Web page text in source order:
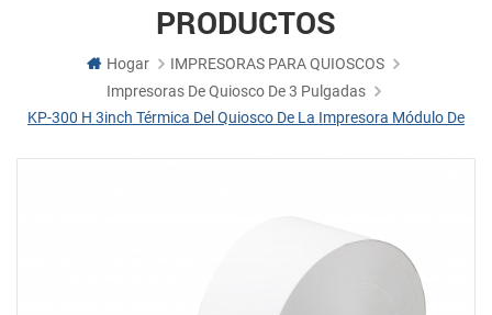
PRODUCTOS
Hogar
IMPRESORAS PARA QUIOSCOS
Impresoras De Quiosco De 3 Pulgadas
KP-300 H 3inch Térmica Del Quiosco De La Impresora Módulo De